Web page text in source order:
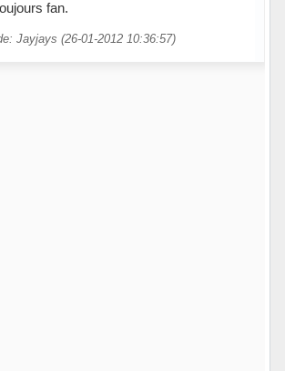
fan.
Jayjays (26-01-2012 10:36:57)